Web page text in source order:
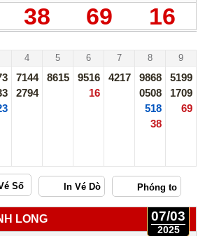
Tần Suất Chi Tiết
Mega 6/45
Max 3D
Lotto 5/35
Power 6/55
38 69 16
4 5 6 7 8 9
7144
2794
8615
9516
16
4217
9868
0508
518
38
5199
1709
69
Số
LONG 07/03
2025